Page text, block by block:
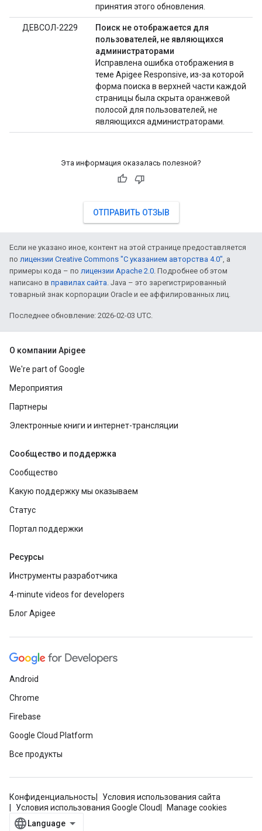
принятия этого обновления.
ДЕВСОЛ-2229
Поиск не отображается для
пользователей, не являющихся
администраторами
Исправлена ​​ошибка отображения в
теме Apigee Responsive, из-за которой
форма поиска в верхней части каждой
страницы была скрыта оранжевой
полосой для пользователей, не
являющихся администраторами.
Эта информация оказалась полезной?
ОТПРАВИТЬ ОТЗЫВ
Если не указано иное, контент на этой странице предоставляется
по лицензии Creative Commons "С указанием авторства 4.0", а
примеры кода – по лицензии Apache 2.0. Подробнее об этом
написано в правилах сайта. Java – это зарегистрированный
товарный знак корпорации Oracle и ее аффилированных лиц.
Последнее обновление: 2026-02-03 UTC.
О компании Apigee
We're part of Google
Мероприятия
Партнеры
Электронные книги и интернет-трансляции
Сообщество и поддержка
Сообщество
Какую поддержку мы оказываем
Статус
Портал поддержки
Ресурсы
Инструменты разработчика
4-minute videos for developers
Блог Apigee
Android
Chrome
Firebase
Google Cloud Platform
Все продукты
Конфиденциальность
Условия использования сайта
Условия использования Google Cloud
Manage cookies